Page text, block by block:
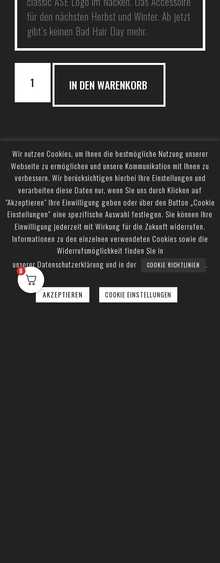
für den nächsten Herbst und Winter. Ab jetzt
gibt’s keinen Bad Hair Day mehr.
IN DEN WARENKORB
Wir nutzen Cookies, um Ihnen die bestmögliche Nutzung unserer
Webseite zu ermöglichen und unsere Kommunikation mit Ihnen zu
verbessern. Wir berücksichtigen hierbei Ihre Einstellungen und
verarbeiten diese Daten nur, wenn Sie uns durch Klicken auf
"Akzeptieren" Ihre Einwilligung geben oder über den Button „Cookie
Einstellungen“ eine spezifische Auswahl festlegen. Sie können Ihre
Einwilligung jederzeit mit Wirkung für die Zukunft widerrufen.
Informationen zu den einzelnen verwendeten Cookies sowie die
Widerrufsmöglichkeit finden Sie in
unserer Datenschutzerklärung und in der
COOKIE RICHTLINIEN .
AKZEPTIEREN COOKIE EINSTELLUNGEN
0